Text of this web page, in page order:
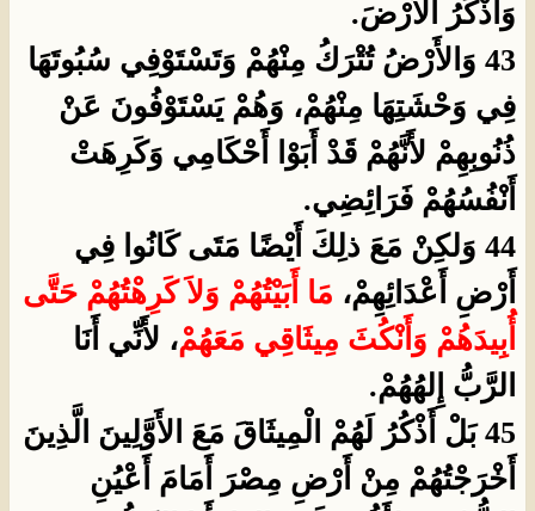
وَأَذْكُرُ الأَرْضَ.
43 وَالأَرْضُ تُتْرَكُ مِنْهُمْ وَتَسْتَوْفِي سُبُوتَهَا
فِي وَحْشَتِهَا مِنْهُمْ، وَهُمْ يَسْتَوْفُونَ عَنْ
ذُنُوبِهِمْ لأَنَّهُمْ قَدْ أَبَوْا أَحْكَامِي وَكَرِهَتْ
أَنْفُسُهُمْ فَرَائِضِي.
44 وَلكِنْ مَعَ ذلِكَ أَيْضًا مَتَى كَانُوا فِي
أَرْضِ أَعْدَائِهِمْ، مَا أَبَيْتُهُمْ وَلاَ كَرِهْتُهُمْ حَتَّى
أُبِيدَهُمْ وَأَنْكُثَ مِيثَاقِي مَعَهُمْ، لأَنِّي أَنَا
الرَّبُّ إِلهُهُمْ.
45 بَلْ أَذْكُرُ لَهُمْ الْمِيثَاقَ مَعَ الأَوَّلِينَ الَّذِينَ
أَخْرَجْتُهُمْ مِنْ أَرْضِ مِصْرَ أَمَامَ أَعْيُنِ